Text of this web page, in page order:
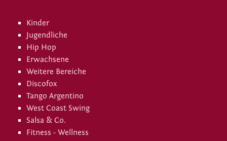
Kinder
Jugendliche
Hip Hop
Erwachsene
Weitere Bereiche
Discofox
Tango Argentino
West Coast Swing
Salsa & Co.
Fitness - Wellness